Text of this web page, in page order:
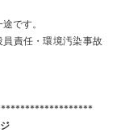
です。
責任・環境汚染事故